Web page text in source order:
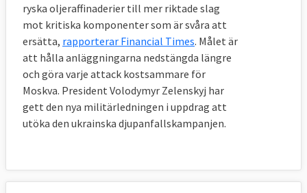
ryska oljeraffinaderier till mer riktade slag
mot kritiska komponenter som är svåra att
ersätta, rapporterar Financial Times. Målet är
att hålla anläggningarna nedstängda längre
och göra varje attack kostsammare för
Moskva. President Volodymyr Zelenskyj har
gett den nya militärledningen i uppdrag att
utöka den ukrainska djupanfallskampanjen.